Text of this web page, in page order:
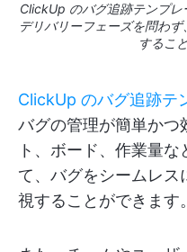
ClickUp のバグ追跡テンプ
デリバリーフェーズを問わ
するこ
ClickUp のバグ追跡テ
バグの管理が簡単かつ
ト、ボード、作業量
て、バグをシームレス
視することができます。